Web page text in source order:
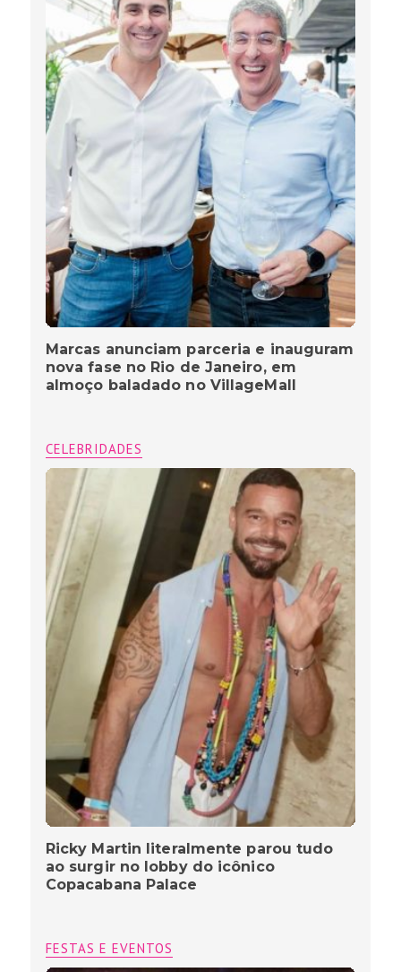
Marcas anunciam parceria e inauguram
nova fase no Rio de Janeiro, em
almoço baladado no VillageMall
CELEBRIDADES
Ricky Martin literalmente parou tudo
ao surgir no lobby do icônico
Copacabana Palace
FESTAS E EVENTOS